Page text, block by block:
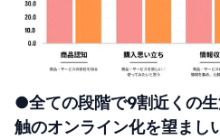
●全ての段階で９割近くの
触のオンライン化を望まし